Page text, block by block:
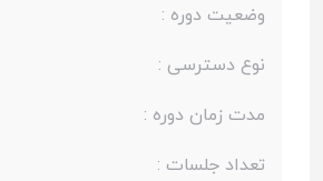
وضعیت دوره :
نوع دسترسی :
مدت زمان دوره :
تعداد جلسات :